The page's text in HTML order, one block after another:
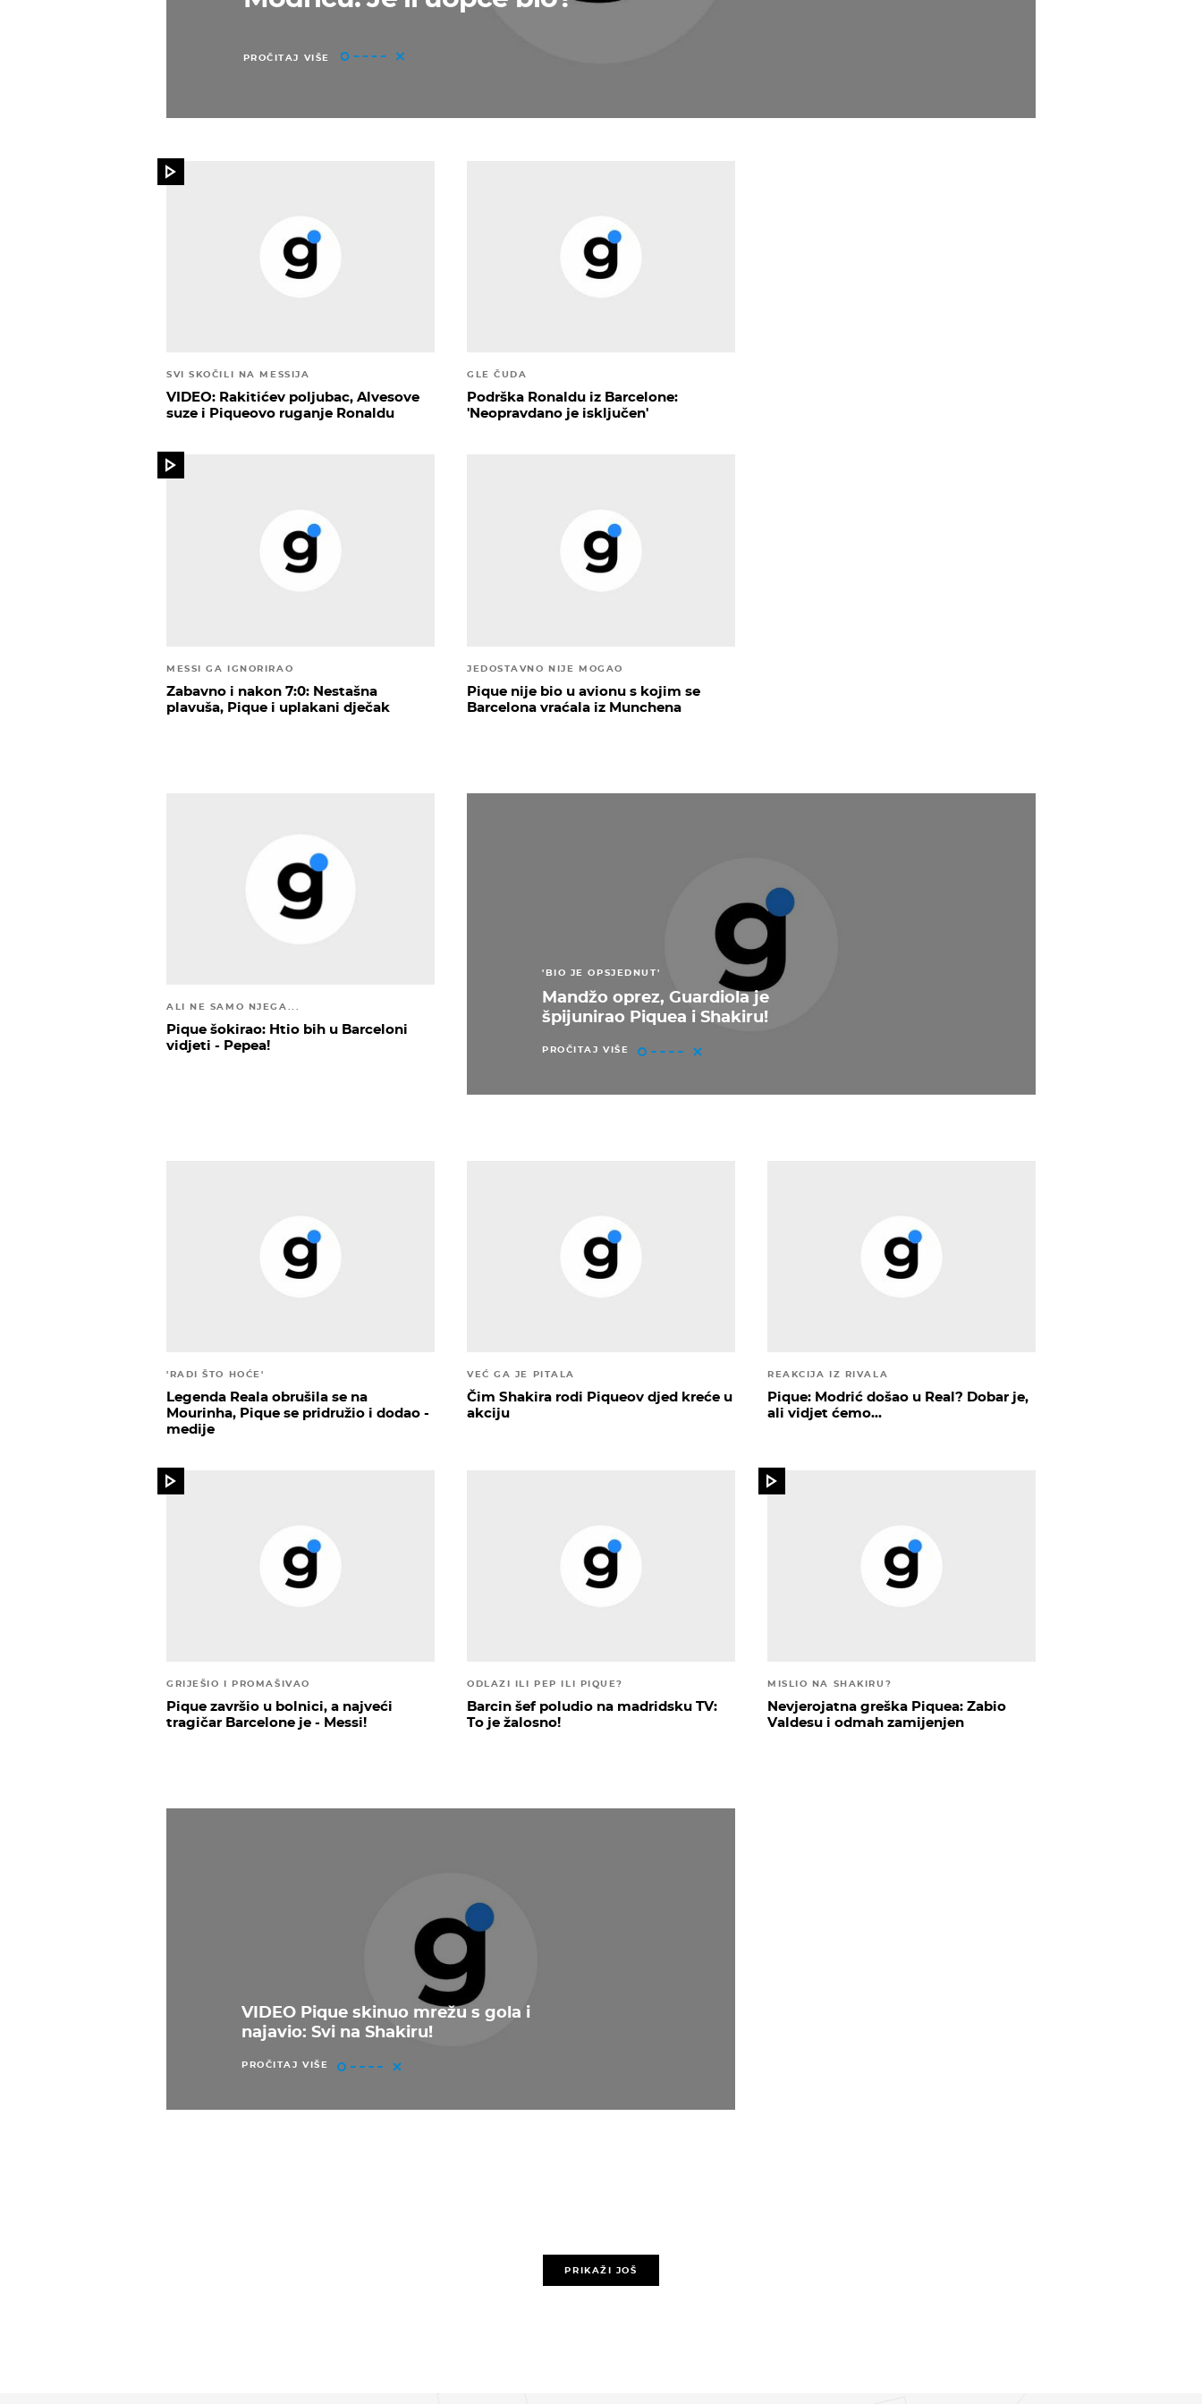
PROČITAJ VIŠE
SVI SKOČILI NA MESSIJA
VIDEO: Rakitićev poljubac, Alvesove
suze i Piqueovo ruganje Ronaldu
GLE ČUDA
Podrška Ronaldu iz Barcelone:
'Neopravdano je isključen'
MESSI GA IGNORIRAO
Zabavno i nakon 7:0: Nestašna
plavuša, Pique i uplakani dječak
JEDOSTAVNO NIJE MOGAO
Pique nije bio u avionu s kojim se
Barcelona vraćala iz Munchena
ALI NE SAMO NJEGA...
Pique šokirao: Htio bih u Barceloni
vidjeti - Pepea!
'BIO JE OPSJEDNUT'
Mandžo oprez, Guardiola je
špijunirao Piquea i Shakiru!
PROČITAJ VIŠE
'RADI ŠTO HOĆE'
Legenda Reala obrušila se na
Mourinha, Pique se pridružio i dodao -
medije
VEĆ GA JE PITALA
Čim Shakira rodi Piqueov djed kreće u
akciju
REAKCIJA IZ RIVALA
Pique: Modrić došao u Real? Dobar je,
ali vidjet ćemo...
GRIJEŠIO I PROMAŠIVAO
Pique završio u bolnici, a najveći
tragičar Barcelone je - Messi!
ODLAZI ILI PEP ILI PIQUE?
Barcin šef poludio na madridsku TV:
To je žalosno!
MISLIO NA SHAKIRU?
Nevjerojatna greška Piquea: Zabio
Valdesu i odmah zamijenjen
VIDEO Pique skinuo mrežu s gola i
najavio: Svi na Shakiru!
PROČITAJ VIŠE
PRIKAŽI JOŠ